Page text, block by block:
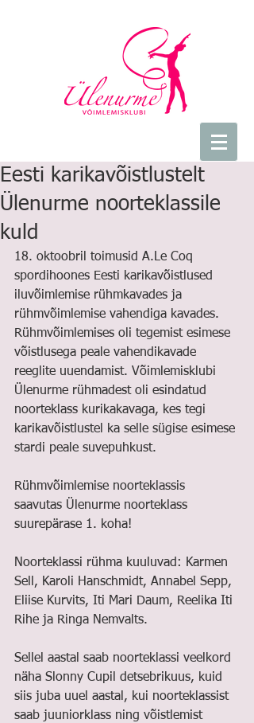
Eesti karikavõistlustelt
Ülenurme noorteklassile
kuld
18. oktoobril toimusid A.Le Coq
spordihoones Eesti karikavõistlused
iluvõimlemise rühmkavades ja
rühmvõimlemise vahendiga kavades.
Rühmvõimlemises oli tegemist esimese
võistlusega peale vahendikavade
reeglite uuendamist. Võimlemisklubi
Ülenurme rühmadest oli esindatud
noorteklass kurikakavaga, kes tegi
karikavõistlustel ka selle sügise esimese
stardi peale suvepuhkust.
Rühmvõimlemise noorteklassis
saavutas Ülenurme noorteklass
suurepärase 1. koha!
Noorteklassi rühma kuuluvad: Karmen
Sell, Karoli Hanschmidt, Annabel Sepp,
Eliise Kurvits, Iti Mari Daum, Reelika Iti
Rihe ja Ringa Nemvalts.
Sellel aastal saab noorteklassi veelkord
näha Slonny Cupil detsebrikuus, kuid
siis juba uuel aastal, kui noorteklassist
saab juuniorklass ning võistlemist